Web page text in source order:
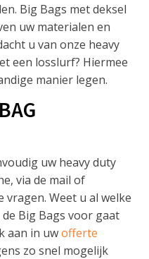
Big Bags met deksel
uw materialen en
u van onze heavy
een losslurf? Hiermee
manier legen.
uw heavy duty
via de mail of
Weet u al welke
Big Bags voor gaat
aan in uwofferte
zo snel mogelijk